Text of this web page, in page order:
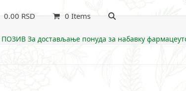
0.00 RSD 0 Items
ПОЗИВ За достављање понуда за набавку